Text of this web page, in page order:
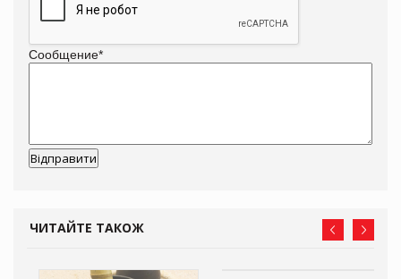
Сообщение*
ЧИТАЙТЕ ТАКОЖ